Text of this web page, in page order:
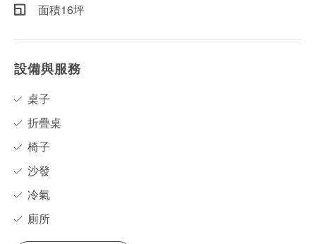
面積16坪
設備與服務
桌子
折疊桌
椅子
沙發
冷氣
廁所